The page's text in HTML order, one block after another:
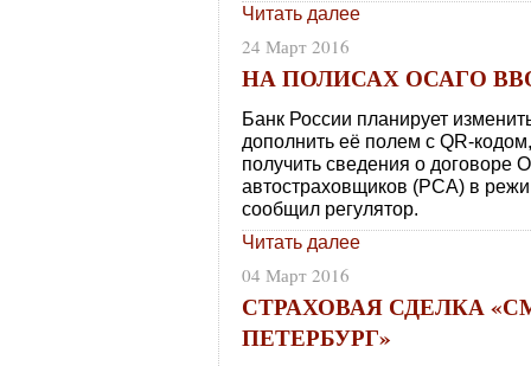
Читать далее
24 Март 2016
НА ПОЛИСАХ ОСАГО
Банк России планирует
дополнить её полем с QR-
получить сведения о договоре
автостраховщиков (РСА) в
сообщил регулятор.
Читать далее
04 Март 2016
СТРАХОВАЯ СДЕЛКА
ПЕТЕРБУРГ»